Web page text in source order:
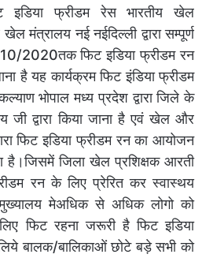
इडिया फ्रीडम रेस भारतीय खेल
मंत्रालय नई नईदिल्ली द्वारा सम्पूर्ण
2020तक फिट इडिया फ्रीडम रन
है यह कार्यक्रम फिट इंडिया फ्रीडम
भोपाल मध्य प्रदेश द्वारा जिले के
जी द्वारा किया जाना है एवं खेल और
फिट इडिया फ्रीडम रन का आयोजन
है।जिसमें जिला खेल प्रशिक्षक आरती
रन के लिए प्रेरित कर स्वास्थय
मेअधिक से अधिक लोगो को
फिट रहना जरूरी है फिट इडिया
बालक/बालिकाओं छोटे बड़े सभी को